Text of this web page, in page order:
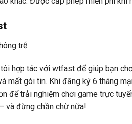
trễ
tôi hợp tác với wtfast để giúp bạn
mất gói tin. Khi đăng ký 6 tháng
để trải nghiệm chơi game trực
và đừng chần chừ nữa!